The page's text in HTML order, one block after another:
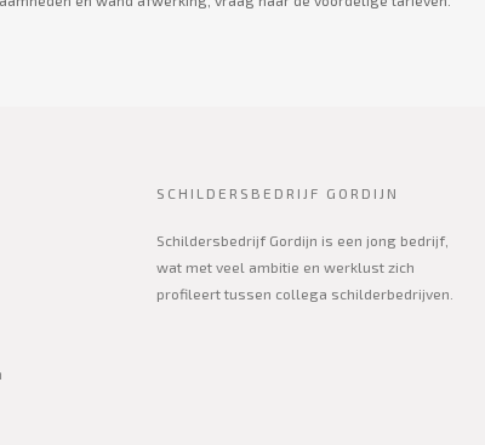
SCHILDERSBEDRIJF GORDIJN
Schildersbedrijf Gordijn is een jong bedrijf,
wat met veel ambitie en werklust zich
profileert tussen collega schilderbedrijven.